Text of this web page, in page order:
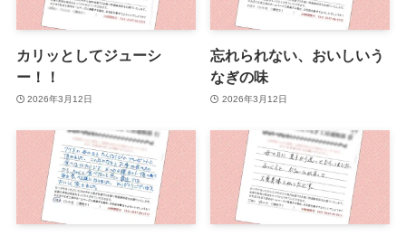
カリッとしてジューシ
ー！！
2026年3月12日
忘れられない、おいしいう
なぎの味
2026年3月12日